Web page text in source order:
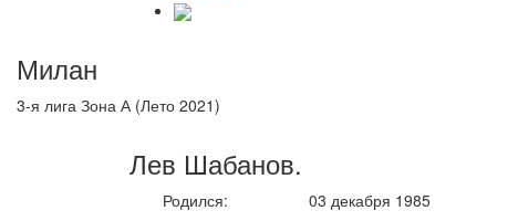
Милан
3-я лига Зона А (Лето 2021)
Лев Шабанов.
Родился:
03 декабря 1985